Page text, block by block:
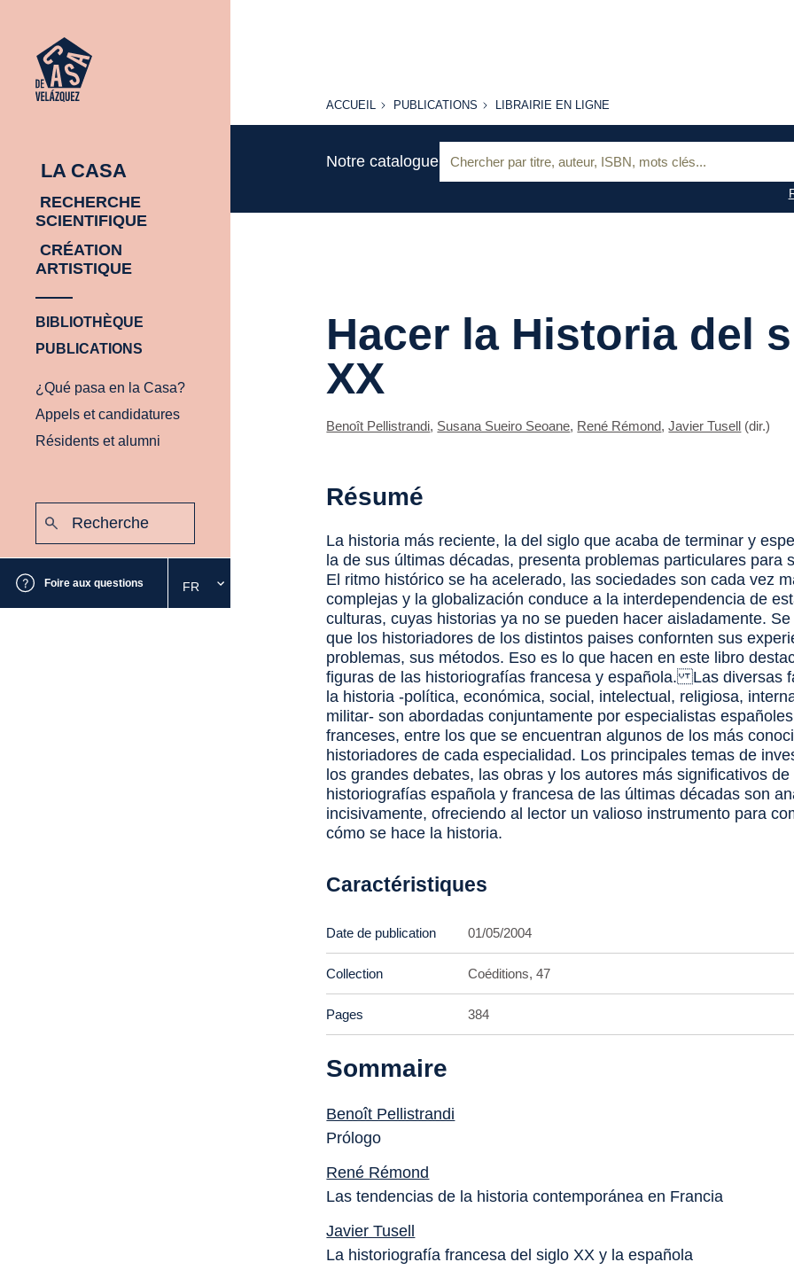
LA CASA
RECHERCHE
SCIENTIFIQUE
CRÉATION
ARTISTIQUE
BIBLIOTHÈQUE
PUBLICATIONS
¿Qué pasa en la Casa?
Appels et candidatures
Résidents et alumni
Foire aux questions
Sélectionnez
la
FR
ACCUEIL
ACCUEIL PUBLICATIONS
PUBLICATIONS
LIBRAIRIE
LIBRAIRIE EN LIGNE
Notre catalogue:
Hacer la Historia del
XX
Benoît Pellistrandi, Susana Sueiro Seoane, René Rémond,Javier Tusell (dir.)
Résumé
La historia más reciente, la del siglo que acaba de terminar y
la de sus últimas décadas, presenta problemas particulares para
El ritmo histórico se ha acelerado, las sociedades son cada vez
complejas y la globalización conduce a la interdependencia de
culturas, cuyas historias ya no se pueden hacer aisladamente.
que los historiadores de los distintos paises confornten sus
problemas, sus métodos. Eso es lo que hacen en este libro
figuras de las historiografías francesa y española. Las diversas
la historia -política, económica, social, intelectual, religiosa,
militar- son abordadas conjuntamente por especialistas
franceses, entre los que se encuentran algunos de los más
historiadores de cada especialidad. Los principales temas de
los grandes debates, las obras y los autores más significativos de
historiografías española y francesa de las últimas décadas son
incisivamente, ofreciendo al lector un valioso instrumento para
cómo se hace la historia.
Caractéristiques
Date de publication 01/05/2004
Collection Coéditions, 47
Pages 384
Sommaire
Benoît Pellistrandi
Prólogo
René Rémond
Las tendencias de la historia contemporánea en Francia
Javier Tusell
La historiografía francesa del siglo XX y la española